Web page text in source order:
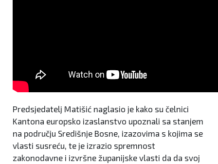
Predsjedatelj Matišić naglasio je kako su čelnici
Kantona europsko izaslanstvo upoznali sa stanjem
na području Središnje Bosne, izazovima s kojima se
vlasti susreću, te je izrazio spremnost
zakonodavne i izvršne županijske vlasti da da svoj